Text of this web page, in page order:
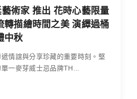
術家 推出 花時心藝限量
轉描繪時間之美 演繹過桶
中秋
情誼與分享珍藏的重要時刻。堅
一麥芽威士忌品牌TH...